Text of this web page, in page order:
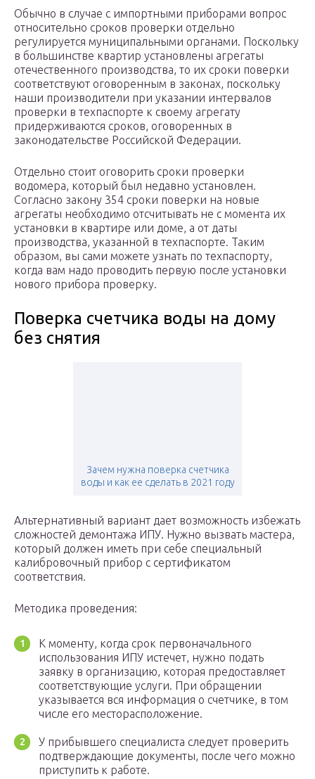
Обычно в случае с импортными приборами вопрос
относительно сроков проверки отдельно
регулируется муниципальными органами. Поскольку
в большинстве квартир установлены агрегаты
отечественного производства, то их сроки поверки
соответствуют оговоренным в законах, поскольку
наши производители при указании интервалов
проверки в техпаспорте к своему агрегату
придерживаются сроков, оговоренных в
законодательстве Российской Федерации.
Отдельно стоит оговорить сроки проверки
водомера, который был недавно установлен.
Согласно закону 354 сроки поверки на новые
агрегаты необходимо отсчитывать не с момента их
установки в квартире или доме, а от даты
производства, указанной в техпаспорте. Таким
образом, вы сами можете узнать по техпаспорту,
когда вам надо проводить первую после установки
нового прибора проверку.
Поверка счетчика воды на дому
без снятия
Зачем нужна поверка счетчика
воды и как ее сделать в 2021 году
Альтернативный вариант дает возможность избежать
сложностей демонтажа ИПУ. Нужно вызвать мастера,
который должен иметь при себе специальный
калибровочный прибор с сертификатом
соответствия.
Методика проведения:
К моменту, когда срок первоначального
использования ИПУ истечет, нужно подать
заявку в организацию, которая предоставляет
соответствующие услуги. При обращении
указывается вся информация о счетчике, в том
числе его месторасположение.
У прибывшего специалиста следует проверить
подтверждающие документы, после чего можно
приступить к работе.